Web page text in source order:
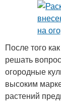
После того
решать
огородные
высоким
растений